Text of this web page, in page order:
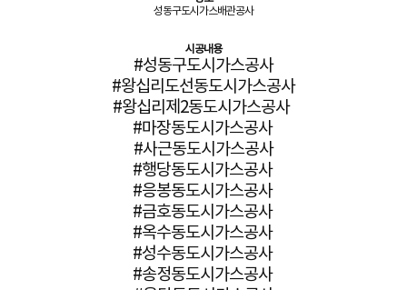
성동구도시가스배관공사
시공내용
#성동구도시가스공사
#왕십리도선동도시가스공사
#왕십리제2동도시가스공사
#마장동도시가스공사
#사근동도시가스공사
#행당동도시가스공사
#응봉동도시가스공사
#금호동도시가스공사
#옥수동도시가스공사
#성수동도시가스공사
#송정동도시가스공사